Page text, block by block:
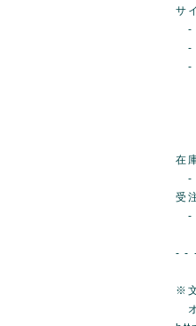
サ
-
-
-
-
-
-
在
-
受
-
- -
※